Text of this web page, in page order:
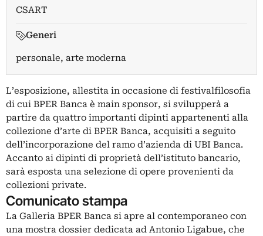
CSART
Generi
personale, arte moderna
L’esposizione, allestita in occasione di festivalfilosofia
di cui BPER Banca è main sponsor, si svilupperà a
partire da quattro importanti dipinti appartenenti alla
collezione d’arte di BPER Banca, acquisiti a seguito
dell’incorporazione del ramo d’azienda di UBI Banca.
Accanto ai dipinti di proprietà dell’istituto bancario,
sarà esposta una selezione di opere provenienti da
collezioni private.
Comunicato stampa
La Galleria BPER Banca si apre al contemporaneo con
una mostra dossier dedicata ad Antonio Ligabue, che